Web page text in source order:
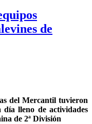
de
del Mercantil tuvieron
lleno de actividades
de 2ª División